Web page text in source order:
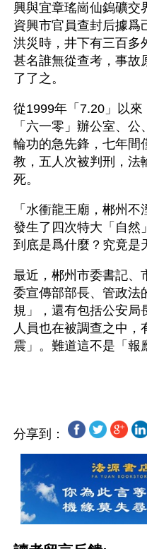
興與宜章瑤崗仙鎢礦交
資興市官員查封后據爲
洪災時，井下有三百多
甚名誰無從查考，事故
了了之。
從1999年「7.20」以來
「六一零」辦公室、
輪功的急先鋒，七年間
教，五人次被判刑，法
死。
「水衝龍王廟，郴州
發生了四次特大「自然
到底是爲什麼？究竟是
最近，郴州市委書記、
委宣傳部部長、管政法
規」，還有包括公安局
人員也在被調查之中
震」。難道這不是「報
分享到：